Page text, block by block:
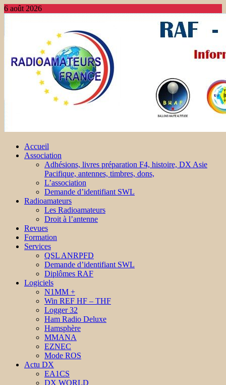
6 août 2026
Accueil
Association
Adhésions, livres préparation F4, histoire, DX Asie
Pacifique, antennes, timbres, dons,
L’association
Demande d’identifiant SWL
Radioamateurs
Les Radioamateurs
Droit à l’antenne
Revues
Formation
Services
QSL ANRPFD
Demande d’identifiant SWL
Diplômes RAF
Logiciels
N1MM +
Win REF HF – THF
Logger 32
Ham Radio Deluxe
Hamsphère
MMANA
EZNEC
Mode ROS
Actu DX
EA1CS
DX WORLD